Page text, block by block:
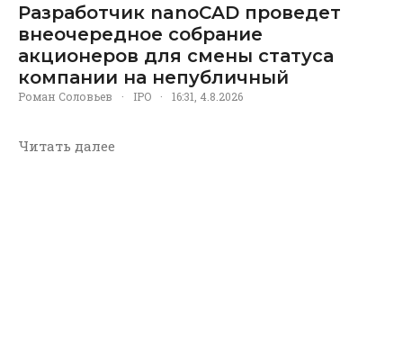
Разработчик nanoCAD проведет
внеочередное собрание
акционеров для смены статуса
компании на непубличный
Роман Соловьев · IPO · 16:31, 4.8.2026
Читать далее